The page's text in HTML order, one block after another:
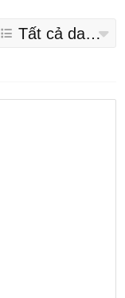
Tất cả danh mục